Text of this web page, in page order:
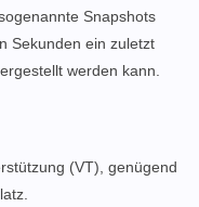
Snapshots
Sekunden ein zuletzt
werden kann.
(VT), genügend